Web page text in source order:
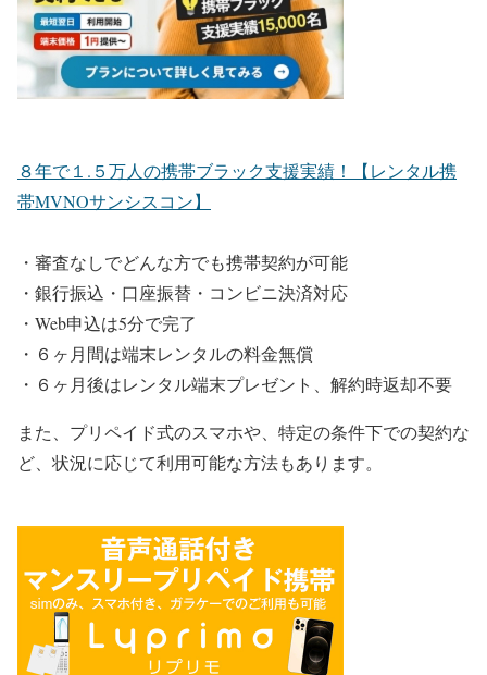
８年で１.５万人の携帯ブラック支援実績！【レンタル携
帯MVNOサンシスコン】
・審査なしでどんな方でも携帯契約が可能
・銀行振込・口座振替・コンビニ決済対応
・Web申込は5分で完了
・６ヶ月間は端末レンタルの料金無償
・６ヶ月後はレンタル端末プレゼント、解約時返却不要
また、プリペイド式のスマホや、特定の条件下での契約な
ど、状況に応じて利用可能な方法もあります。